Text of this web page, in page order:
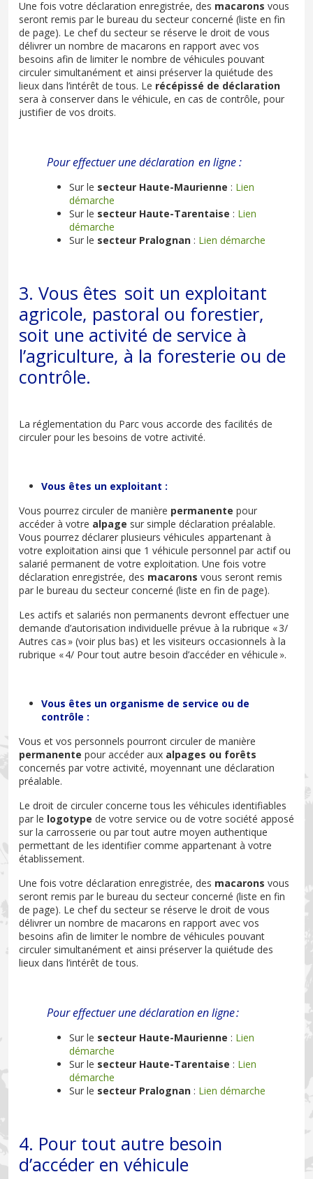
Une fois votre déclaration enregistrée, des macarons vous
seront remis par le bureau du secteur concerné (liste en fin
de page). Le chef du secteur se réserve le droit de vous
délivrer un nombre de macarons en rapport avec vos
besoins afin de limiter le nombre de véhicules pouvant
circuler simultanément et ainsi préserver la quiétude des
lieux dans l’intérêt de tous. Le récépissé de déclaration
sera à conserver dans le véhicule, en cas de contrôle, pour
justifier de vos droits.
Pour effectuer une déclaration en ligne :
Sur le secteur Haute-Maurienne : Lien
démarche
Sur le secteur Haute-Tarentaise : Lien
démarche
Sur le secteur Pralognan : Lien démarche
3. Vous êtes soit un exploitant
agricole, pastoral ou forestier,
soit une activité de service à
l’agriculture, à la foresterie ou de
contrôle.
La réglementation du Parc vous accorde des facilités de
circuler pour les besoins de votre activité.
Vous êtes un exploitant :
Vous pourrez circuler de manière permanente pour
accéder à votre alpage sur simple déclaration préalable.
Vous pourrez déclarer plusieurs véhicules appartenant à
votre exploitation ainsi que 1 véhicule personnel par actif ou
salarié permanent de votre exploitation. Une fois votre
déclaration enregistrée, des macarons vous seront remis
par le bureau du secteur concerné (liste en fin de page).
Les actifs et salariés non permanents devront effectuer une
demande d’autorisation individuelle prévue à la rubrique « 3/
Autres cas » (voir plus bas) et les visiteurs occasionnels à la
rubrique « 4/ Pour tout autre besoin d’accéder en véhicule ».
Vous êtes un organisme de service ou de
contrôle :
Vous et vos personnels pourront circuler de manière
permanente pour accéder aux alpages ou forêts
concernés par votre activité, moyennant une déclaration
préalable.
Le droit de circuler concerne tous les véhicules identifiables
par le logotype de votre service ou de votre société apposé
sur la carrosserie ou par tout autre moyen authentique
permettant de les identifier comme appartenant à votre
établissement.
Une fois votre déclaration enregistrée, des macarons vous
seront remis par le bureau du secteur concerné (liste en fin
de page). Le chef du secteur se réserve le droit de vous
délivrer un nombre de macarons en rapport avec vos
besoins afin de limiter le nombre de véhicules pouvant
circuler simultanément et ainsi préserver la quiétude des
lieux dans l’intérêt de tous.
Pour effectuer une déclaration en ligne :
Sur le secteur Haute-Maurienne : Lien
démarche
Sur le secteur Haute-Tarentaise : Lien
démarche
Sur le secteur Pralognan : Lien démarche
4. Pour tout autre besoin
d’accéder en véhicule